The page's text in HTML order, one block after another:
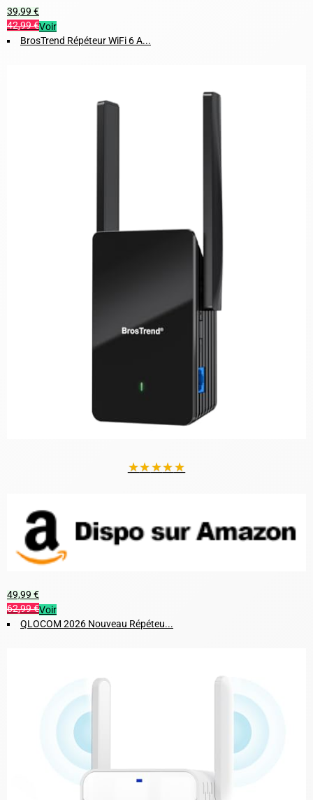
39,99 €
42,99 €Voir
BrosTrend Répéteur WiFi 6 A...
★★★★★
49,99 €
62,99 €Voir
QLOCOM 2026 Nouveau Répéteu...